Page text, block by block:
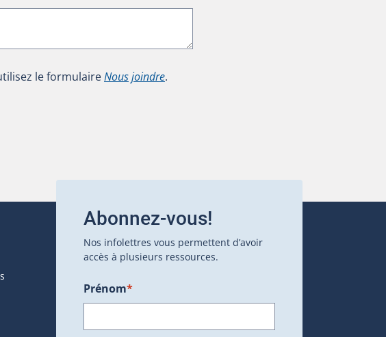
le formulaireNous joindre.
s'ouvrira dans une nouvelle fenêtre.)
Abonnez-vous!
Nos infolettres vous permettent d’avoir
accès à plusieurs ressources.
Prénom*